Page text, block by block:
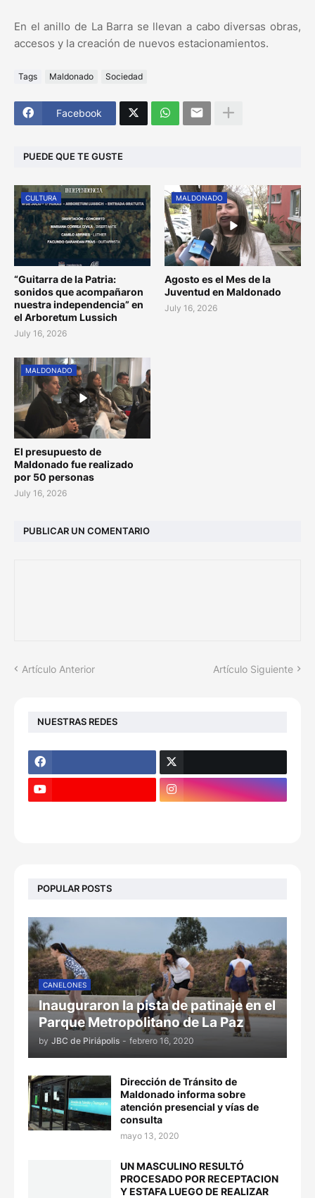
En el anillo de La Barra se llevan a cabo diversas obras,
accesos y la creación de nuevos estacionamientos.
Tags Maldonado Sociedad
Facebook
PUEDE QUE TE GUSTE
CULTURA
“Guitarra de la Patria:
sonidos que acompañaron
nuestra independencia” en
el Arboretum Lussich
July 16, 2026
MALDONADO
Agosto es el Mes de la
Juventud en Maldonado
July 16, 2026
MALDONADO
El presupuesto de
Maldonado fue realizado
por 50 personas
July 16, 2026
PUBLICAR UN COMENTARIO
Artículo Anterior Artículo Siguiente
NUESTRAS REDES
POPULAR POSTS
CANELONES
Inauguraron la pista de patinaje en el
Parque Metropolitano de La Paz
by JBC de Piriápolis - febrero 16, 2020
Dirección de Tránsito de
Maldonado informa sobre
atención presencial y vías de
consulta
mayo 13, 2020
UN MASCULINO RESULTÓ
PROCESADO POR RECEPTACION
Y ESTAFA LUEGO DE REALIZAR